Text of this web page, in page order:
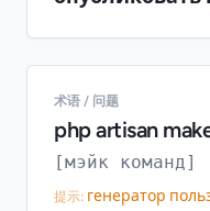
术语 / 问题
php artisan
[мэйк команд]
提示: генератор